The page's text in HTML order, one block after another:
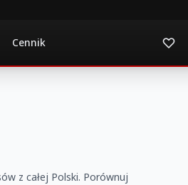
Cennik
z całej Polski. Porównuj